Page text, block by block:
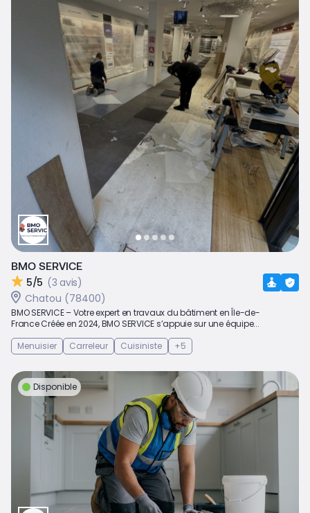
BMO SERVICE
5/5 (3 avis)
Chatou (78400)
BMO SERVICE – Votre expert en travaux du bâtiment en Île-de-
France Créée en 2024, BMO SERVICE s’appuie sur une équipe...
Menuisier
Carreleur Cuisiniste +5
Disponible